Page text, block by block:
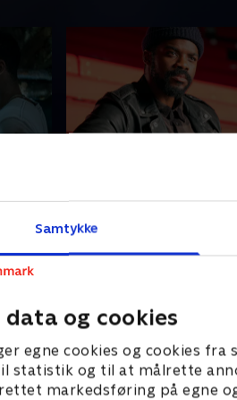
Samtykke
data og cookies
egne cookies og cookies
til statistik og til at målrette
markedsføring på egne
på
da
og
Abigail den unge døve
Andros som sin